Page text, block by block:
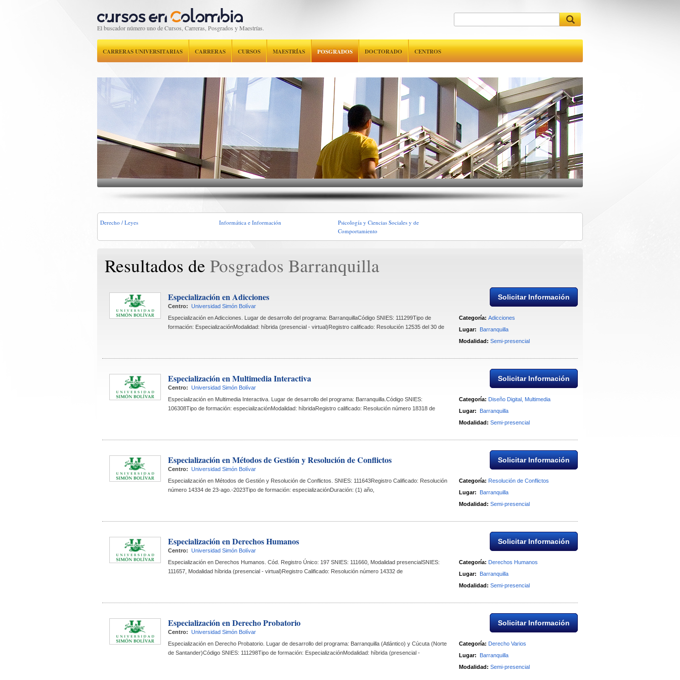
El buscador número uno de Cursos, Carreras, Posgrados y Maestrías.
CARRERAS UNIVERSITARIAS CARRERAS CURSOS MAESTRÍAS POSGRADOS DOCTORADO CENTROS
Derecho / Leyes Informática e Información
Psicología y Ciencias Sociales y de
Comportamiento
Resultados de Posgrados Barranquilla
Especialización en Adicciones
Centro: Universidad Simón Bolívar
Solicitar Información
Especialización en Adicciones. Lugar de desarrollo del programa: BarranquillaCódigo SNIES: 111299Tipo de
formación: EspecializaciónModalidad: híbrida (presencial - virtual)Registro calificado: Resolución 12535 del 30 de
Categoría: Adicciones
Lugar:
Barranquilla
Modalidad: Semi-presencial
Especialización en Multimedia Interactiva
Centro: Universidad Simón Bolívar
Solicitar Información
Especialización en Multimedia Interactiva. Lugar de desarrollo del programa: Barranquilla.Código SNIES:
106308Tipo de formación: especializaciónModalidad: híbridaRegistro calificado: Resolución número 18318 de
Categoría: Diseño Digital, Multimedia
Lugar:
Barranquilla
Modalidad: Semi-presencial
Especialización en Métodos de Gestión y Resolución de Conflictos
Centro: Universidad Simón Bolívar
Solicitar Información
Especialización en Métodos de Gestión y Resolución de Conflictos. SNIES: 111643Registro Calificado: Resolución
número 14334 de 23-ago.-2023Tipo de formación: especializaciónDuración: (1) año,
Categoría: Resolución de Conflictos
Lugar:
Barranquilla
Modalidad: Semi-presencial
Especialización en Derechos Humanos
Centro: Universidad Simón Bolívar
Solicitar Información
Especialización en Derechos Humanos. Cód. Registro Único: 197 SNIES: 111660, Modalidad presencialSNIES:
111657, Modalidad híbrida (presencial - virtual)Registro Calificado: Resolución número 14332 de
Categoría: Derechos Humanos
Lugar:
Barranquilla
Modalidad: Semi-presencial
Especialización en Derecho Probatorio
Centro: Universidad Simón Bolívar
Solicitar Información
Especialización en Derecho Probatorio. Lugar de desarrollo del programa: Barranquilla (Atlántico) y Cúcuta (Norte
de Santander)Código SNIES: 111298Tipo de formación: EspecializaciónModalidad: híbrida (presencial -
Categoría: Derecho Varios
Lugar:
Barranquilla
Modalidad: Semi-presencial